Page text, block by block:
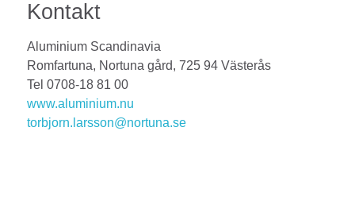
Kontakt
Aluminium Scandinavia
Romfartuna, Nortuna gård, 725 94 Västerås
Tel 0708-18 81 00
www.aluminium.nu
torbjorn.larsson@nortuna.se